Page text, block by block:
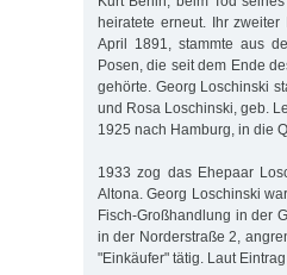
heiratete erneut. Ihr
April 1891, stammte aus
Posen, die seit dem Ende
gehörte. Georg Loschinski
und Rosa Loschinski, geb.
1925 nach Hamburg, in die
1933 zog das Ehepaar
Altona. Georg Loschinski
Fisch-Großhandlung in der
in der Norderstraße 2,
"Einkäufer" tätig. Laut